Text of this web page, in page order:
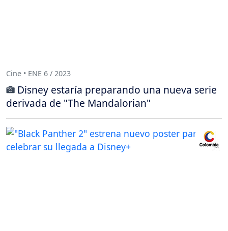
Cine • ENE 6 / 2023
Disney estaría preparando una nueva serie
derivada de "The Mandalorian"